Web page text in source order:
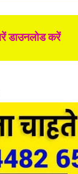
डाउनलोड करें